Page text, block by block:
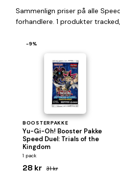
Sammenlign priser på alle
forhandlere. 1 produkter
−9%
BOOSTERPAKKE
Yu-Gi-Oh! Booster Pakke
Speed Duel: Trials of the
Kingdom
1 pack
28 kr 31 kr